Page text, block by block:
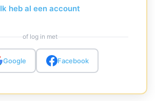
Ik heb al een account
of log in met
Google Facebook